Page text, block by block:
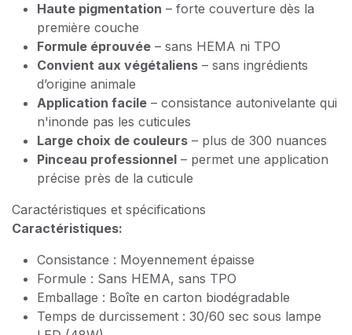
Haute pigmentation – forte couverture dès la
première couche
Formule éprouvée – sans HEMA ni TPO
Convient aux végétaliens – sans ingrédients
d’origine animale
Application facile – consistance autonivelante qui
n'inonde pas les cuticules
Large choix de couleurs – plus de 300 nuances
Pinceau professionnel – permet une application
précise près de la cuticule
Caractéristiques et spécifications
Caractéristiques:
Consistance : Moyennement épaisse
Formule : Sans HEMA, sans TPO
Emballage : Boîte en carton biodégradable
Temps de durcissement : 30/60 sec sous lampe